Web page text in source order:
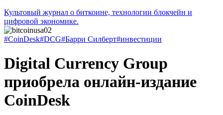
Культовый журнал о биткоине, технологии блокчейн и
цифровой экономике.
#CoinDesk#DCG#Барри Силберт#инвестиции
Digital Currency Group
приобрела онлайн-издание
CoinDesk